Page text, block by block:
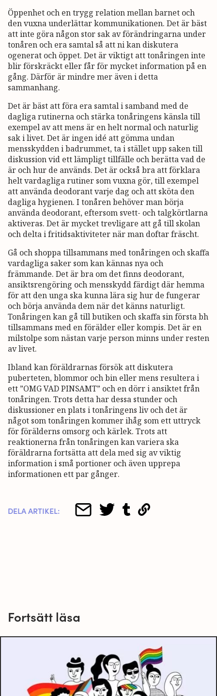
Öppenhet och en trygg relation mellan barnet och
den vuxna underlättar kommunikationen. Det är bäst
att inte göra någon stor sak av förändringarna under
tonåren och era samtal så att ni kan diskutera
ogenerat och öppet. Det är viktigt att tonåringen inte
blir förskräckt eller får för mycket information på en
gång. Därför är mindre mer även i detta
sammanhang.
Det är bäst att föra era samtal i samband med de
dagliga rutinerna och stärka tonåringens känsla till
exempel av att mens är en helt normal och naturlig
sak i livet. Det är ingen idé att gömma undan
mensskydden i badrummet, ta i stället upp saken till
diskussion vid ett lämpligt tillfälle och berätta vad de
är och hur de används. Det är också bra att förklara
helt vardagliga rutiner som vuxna gör, till exempel
att använda deodorant varje dag och att sköta den
dagliga hygienen. I tonåren behöver man börja
använda deodorant, eftersom svett- och talgkörtlarna
aktiveras. Det är mycket trevligare att gå till skolan
och delta i fritidsaktiviteter när man doftar fräscht.
Gå och shoppa tillsammans med tonåringen och skaffa
vardagliga saker som kan kännas nya och
främmande. Det är bra om det finns deodorant,
ansiktsrengöring och mensskydd färdigt där hemma
för att den unga ska kunna lära sig hur de fungerar
och börja använda dem när det känns naturligt.
Tonåringen kan gå till butiken och skaffa sin första bh
tillsammans med en förälder eller kompis. Det är en
milstolpe som nästan varje person minns under resten
av livet.
Ibland kan föräldrarnas försök att diskutera
puberteten, blommor och bin eller mens resultera i
ett ”OMG VAD PINSAMT” och en dörr i ansiktet från
tonåringen. Trots detta har dessa stunder och
diskussioner en plats i tonåringens liv och det är
något som tonåringen kommer ihåg som ett uttryck
för förälderns omsorg och kärlek. Trots att
reaktionerna från tonåringen kan variera ska
föräldrarna fortsätta att dela med sig av viktig
information i små portioner och även upprepa
informationen ett par gånger.
DELA ARTIKEL:
Fortsätt läsa